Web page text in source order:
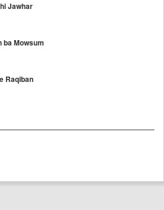
Jawhar
ba Mowsum
Raqiban